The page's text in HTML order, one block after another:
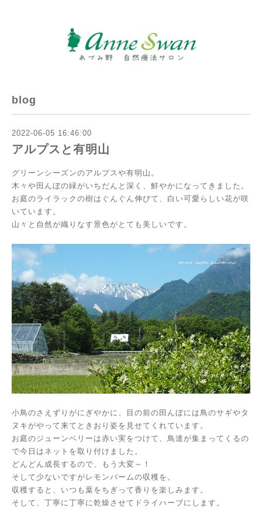
blog
2022-06-05 16:46:00
アルプスと有明山
グリーンシーズンのアルプスや有明山。
木々や田んぼの緑がいちだんと深く、鮮やかになってきました。
お庭のライラックの樹はぐんぐん伸びて、白い可愛らしい花が咲
いています。
山々と自然が織りなす景色がとても美しいです。
小鳥のさえずりがにぎやかに、目の前の田んぼには鳥のサギやタ
ヌキがやって来てときおり姿を見せてくれています。
お庭のジューンベリーは赤い実をつけて、 鳥達が集まってくるの
で今日はネットを取り付けました。
どんどん成長するので、もう大変～！
そして少ないですが レモンバームの収穫を。
収穫すると、いつも葉をちぎって香りを楽しみます。
そして、丁寧に丁寧に乾燥させてドライハーブにします。